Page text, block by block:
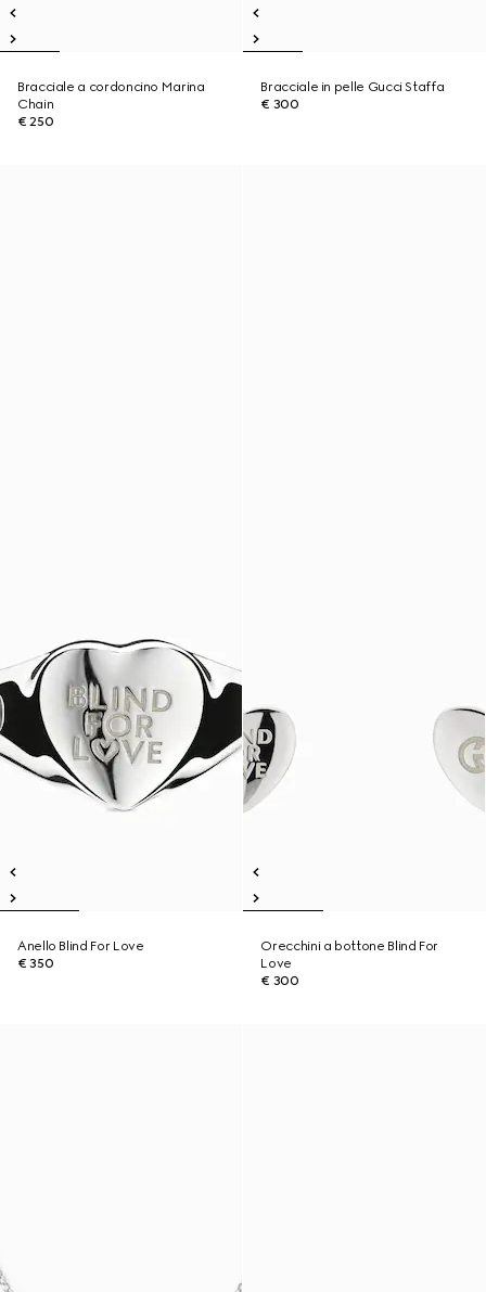
Bracciale a cordoncino Marina
Chain
€ 250
Bracciale in pelle Gucci Staffa
€ 300
Anello Blind For Love
€ 350
Orecchini a bottone Blind For
Love
€ 300